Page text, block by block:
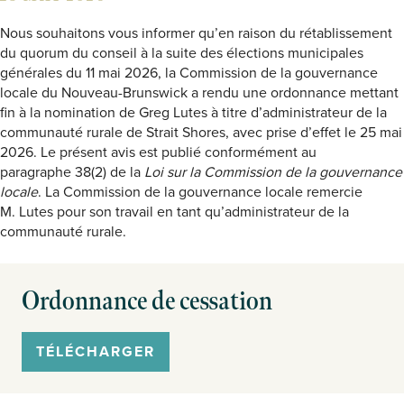
Nous souhaitons vous informer qu’en raison du rétablissement
du quorum du conseil à la suite des élections municipales
générales du 11 mai 2026, la Commission de la gouvernance
locale du Nouveau-Brunswick a rendu une ordonnance mettant
fin à la nomination de Greg Lutes à titre d’administrateur de la
communauté rurale de Strait Shores, avec prise d’effet le 25 mai
2026. Le présent avis est publié conformément au
paragraphe 38(2) de la Loi sur la Commission de la gouvernance
locale. La Commission de la gouvernance locale remercie
M. Lutes pour son travail en tant qu’administrateur de la
communauté rurale.
Ordonnance de cessation
TÉLÉCHARGER